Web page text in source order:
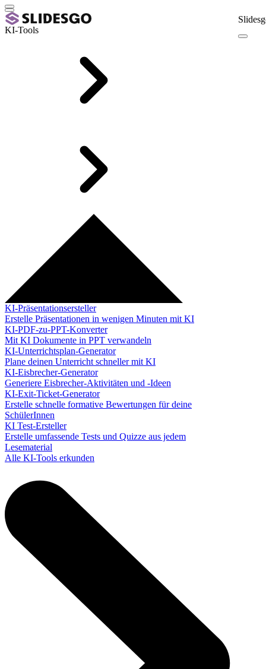
KI-Tools
KI-Präsentationsersteller
Erstelle Präsentationen in wenigen Minuten mit KI
KI-PDF-zu-PPT-Konverter
Mit KI Dokumente in PPT verwandeln
KI-Unterrichtsplan-Generator
Plane deinen Unterricht schneller mit KI
KI-Eisbrecher-Generator
Generiere Eisbrecher-Aktivitäten und -Ideen
KI-Exit-Ticket-Generator
Erstelle schnelle formative Bewertungen für deine
SchülerInnen
KI Test-Ersteller
Erstelle umfassende Tests und Quizze aus jedem
Lesematerial
Alle KI-Tools erkunden